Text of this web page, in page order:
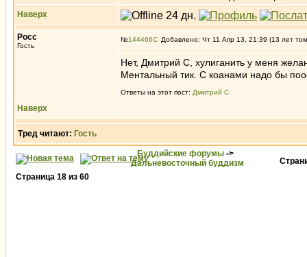
Наверх
Росс
Гость
№144466 Добавлено: Чт 11 Апр 13, 21:39 (13 лет
Нет, Дмитрий С, хулиганить у меня
Ментальный тик. С коанами надо бы
Ответы на этот пост: Дмитрий С
Наверх
Тред читают: Гость
Буддийские форумы ->
Дальневосточный буддизм
Страница 18 из 60